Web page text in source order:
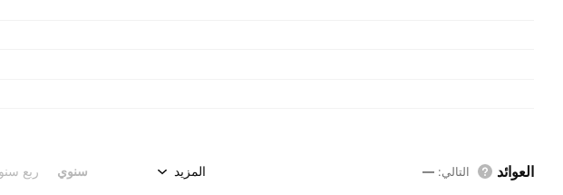
العوائد التالي:
— سنوي ربع المزيد